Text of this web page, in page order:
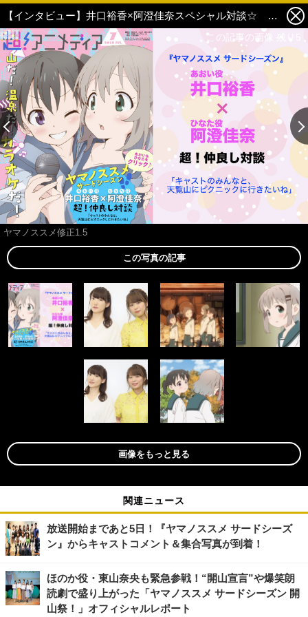
【インタビュー】井口裕香×阿澄佳奈スペシャル対談☆ プライベートで高尾山に登るふたりは『ヤマノススメ サードシーズン』でも登るのか？登らないのか？（写真あり） 1枚目の写真・画像
ヤマノススメ修正1.5
この写真の記事
画像をもっと見る
関連ニュース
放送開始まであと5日！『ヤマノススメ サードシーズ
ン』からキャストコメント＆集合写真が到着！
ほのか役・東山奈央も緊急参戦！“開山宣言”や爆笑朗
読劇で盛り上がった「ヤマノススメ サードシーズン 開
山祭！」オフィシャルレポート
この記事の画像 残り5